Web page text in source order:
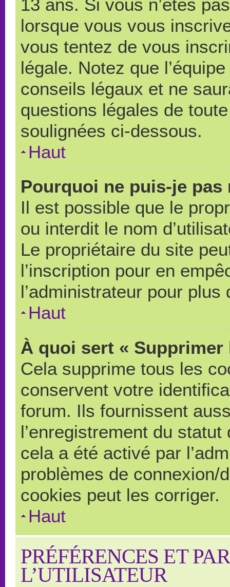
13 ans. Si vous n’êtes
lorsque vous vous
vous tentez de vous
légale. Notez que
conseils légaux et ne
questions légales de
soulignées ci-dessous.
Haut
Pourquoi ne puis-je pas
Il est possible que le
ou interdit le nom
Le propriétaire du site
l’inscription pour en
l’administrateur pour
Haut
À quoi sert «
Cela supprime tous les
conservent votre
forum. Ils fournissent
l’enregistrement du
cela a été activé par
problèmes de connexion/
cookies peut les corriger.
Haut
PRÉFÉRENCES ET
L’UTILISATEUR